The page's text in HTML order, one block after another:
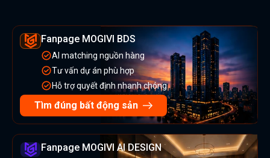
Fanpage MOGIVI BDS
AI matching nguồn hàng
Tư vấn dự án phù hợp
Hỗ trợ quyết định nhanh chóng
Tìm đúng bất động sản
Fanpage MOGIVI AI DESIGN